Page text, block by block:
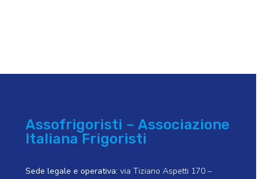
Assofrigoristi – Associazione
Italiana Frigoristi
Sede legale e operativa: via Tiziano Aspetti 170 –